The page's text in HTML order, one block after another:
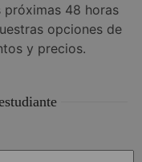
48 horas
opciones de
y precios.